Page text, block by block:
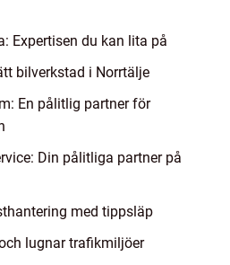
Expertisen du kan lita på
bilverkstad i Norrtälje
En pålitlig partner för
Din pålitliga partner på
med tippsläp
lugnar trafikmiljöer